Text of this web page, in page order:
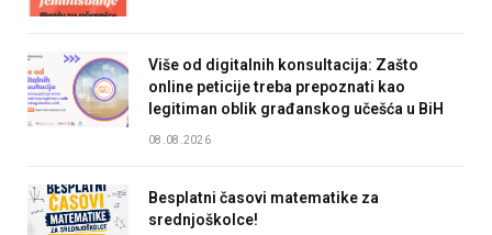
Više od digitalnih konsultacija: Zašto
online peticije treba prepoznati kao
legitiman oblik građanskog učešća u BiH
08.08.2026
Besplatni časovi matematike za
srednjoškolce!